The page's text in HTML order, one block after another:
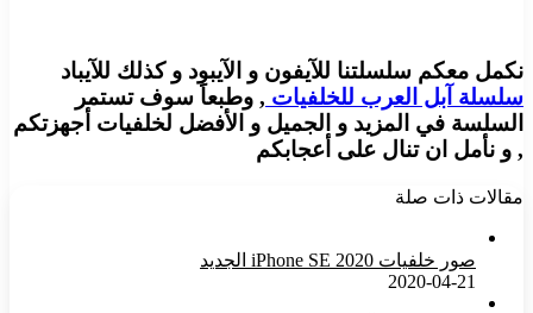
نكمل معكم سلسلتنا للآيفون و الآيبود و كذلك للآيباد
سلسلة آبل العرب للخلفيات , وطبعاََ سوف تستمر
السلسة في المزيد و الجميل و الأفضل لخلفيات أجهزتكم
, و نأمل ان تنال على أعجابكم
مقالات ذات صلة
صور خلفيات iPhone SE 2020 الجديد
2020-04-21